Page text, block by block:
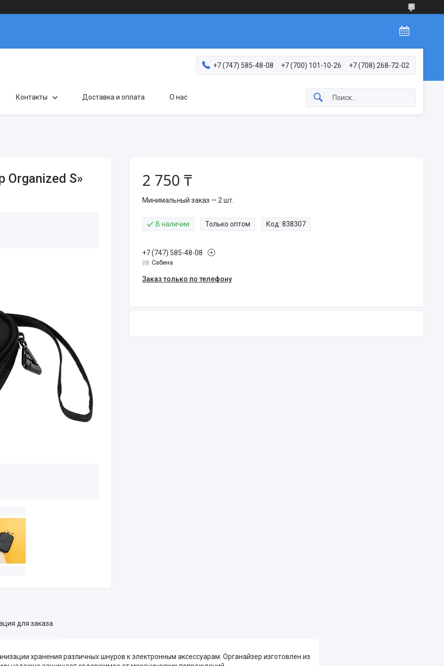
+7 (747) 585-48-08 +7 (700) 101-10-26 +7 (708) 268-72-02
Контакты Доставка и оплата О нас
Organized S» 2 750 ₸
Минимальный заказ — 2 шт.
В наличии Только оптом Код: 838307
+7 (747) 585-48-08
0 Сабина
Заказ только по телефону
для заказа
хранения различных шнуров к электронным аксессуарам. Органайзер изготовлен из